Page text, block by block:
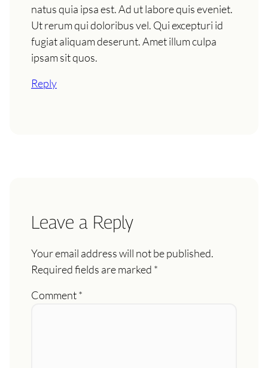
natus quia ipsa est. Ad ut labore quis eveniet.
Ut rerum qui doloribus vel. Qui excepturi id
fugiat aliquam deserunt. Amet illum culpa
ipsam sit quos.
Reply
Leave a Reply
Your email address will not be published.
Required fields are marked *
Comment*